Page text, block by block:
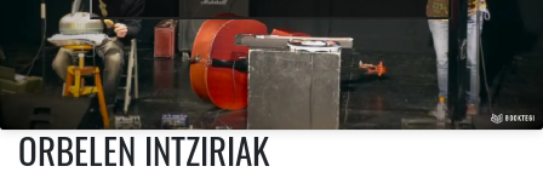
ORBELEN INTZIRIAK